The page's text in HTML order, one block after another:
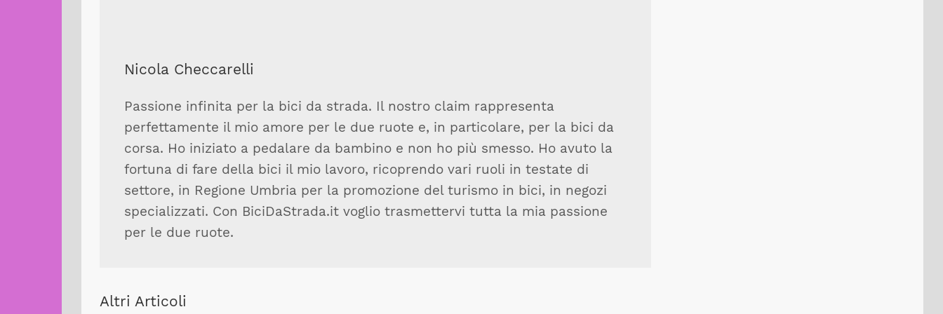
Nicola Checcarelli
Passione infinita per la bici da strada. Il nostro claim rappresenta
perfettamente il mio amore per le due ruote e, in particolare, per la bici da
corsa. Ho iniziato a pedalare da bambino e non ho più smesso. Ho avuto la
fortuna di fare della bici il mio lavoro, ricoprendo vari ruoli in testate di
settore, in Regione Umbria per la promozione del turismo in bici, in negozi
specializzati. Con BiciDaStrada.it voglio trasmettervi tutta la mia passione
per le due ruote.
Altri Articoli